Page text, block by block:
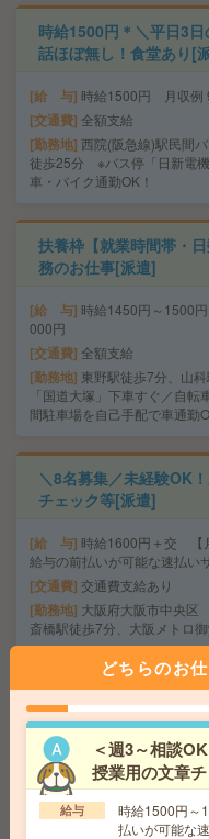
時給1500円＊＼平日3
話ほぼ無し！食堂あり[
給 与 時給1500円 月収例
交通費 全額支給
勤務地 西院(阪急線)駅民間
徒歩25分 ※バス停「日新電
車・バイク通勤OK！
扶養枠【就業時間帯・
務のお仕事[派遣]
給 与 時給1450円～1500
000円
交通費 全額支給
勤務地 東野駅徒歩7分、山
「国道大塚」下車すぐ／自
間駐車場を自己手配で車通勤
＼8名募集／未経験OK
チェック等[派遣]
給 与 時給1600円＋交 【
給与の前払いが可能な速払い
交通費 交通費支給あり
勤務地 大阪府大阪市中央
斎橋駅徒歩7分、大阪メトロ
座り仕事！給与即払い
検査作業[派遣]
給 与 時給1430円
交通費 交通費支給有り
勤務地 高田市駅～徒歩10
どちらのお
＜週3～相談
授業用の文章
給与
時給1500円
払いが可能な